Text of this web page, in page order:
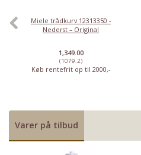
Miele trådkurv 12313350 -
Nederst – Original
1,349.00
(1079.2)
Køb rentefrit op til 2000,-
Varer på tilbud